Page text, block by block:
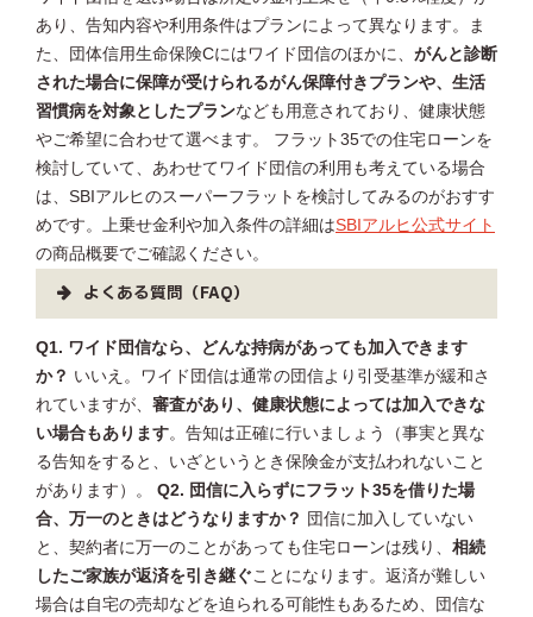
あり、告知内容や利用条件はプランによって異なります。ま
た、団体信用生命保険Cにはワイド団信のほかに、 がんと診断
された場合に保障が受けられるがん保障付きプランや、生活
習慣病を対象としたプランなども用意されており、健康状態
やご希望に合わせて選べます。 フラット35での住宅ローンを
検討していて、あわせてワイド団信の利用も考えている場合
は、SBIアルヒのスーパーフラットを検討してみるのがおすす
めです。上乗せ金利や加入条件の詳細はSBIアルヒ公式サイト
の商品概要でご確認ください。
よくある質問（FAQ）
Q1. ワイド団信なら、どんな持病があっても加入できます
か？ いいえ。ワイド団信は通常の団信より引受基準が緩和さ
れていますが、 審査があり、健康状態によっては加入できな
い場合もあります。告知は正確に行いましょう（事実と異な
る告知をすると、いざというとき保険金が支払われないこと
があります）。 Q2. 団信に入らずにフラット35を借りた場
合、万一のときはどうなりますか？ 団信に加入していない
と、契約者に万一のことがあっても住宅ローンは残り、 相続
したご家族が返済を引き継ぐことになります。返済が難しい
場合は自宅の売却などを迫られる可能性もあるため、団信な